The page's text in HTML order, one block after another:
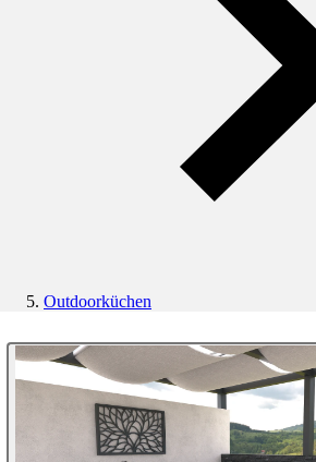
Outdoorküchen